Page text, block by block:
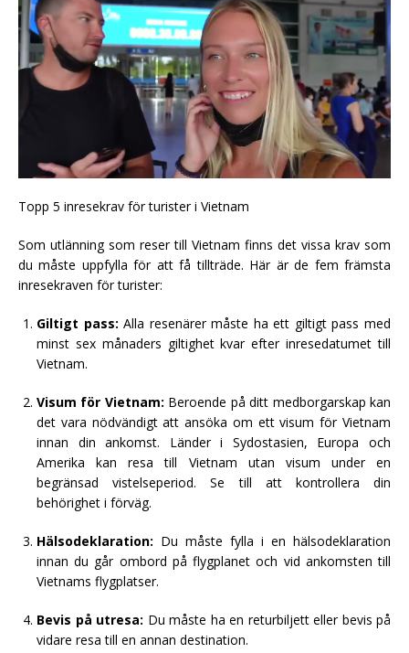
Topp 5 inresekrav för turister i Vietnam
Som utlänning som reser till Vietnam finns det vissa krav som
du måste uppfylla för att få tillträde. Här är de fem främsta
inresekraven för turister:
Giltigt pass: Alla resenärer måste ha ett giltigt pass med
minst sex månaders giltighet kvar efter inresedatumet till
Vietnam.
Visum för Vietnam: Beroende på ditt medborgarskap kan
det vara nödvändigt att ansöka om ett visum för Vietnam
innan din ankomst. Länder i Sydostasien, Europa och
Amerika kan resa till Vietnam utan visum under en
begränsad vistelseperiod. Se till att kontrollera din
behörighet i förväg.
Hälsodeklaration: Du måste fylla i en hälsodeklaration
innan du går ombord på flygplanet och vid ankomsten till
Vietnams flygplatser.
Bevis på utresa: Du måste ha en returbiljett eller bevis på
vidare resa till en annan destination.